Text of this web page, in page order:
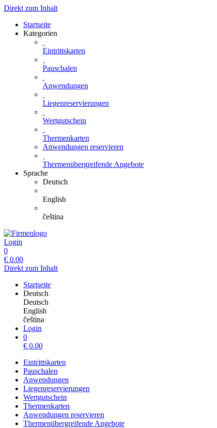
Direkt zum Inhalt
Startseite
Kategorien
Eintrittskarten
Pauschalen
Anwendungen
Liegenreservierungen
Wertgutschein
Thermenkarten
Anwendungen reservieren
Thermenübergreifende Angebote
Sprache
Deutsch
English
čeština
Login
0
€ 0.00
Direkt zum Inhalt
Startseite
Deutsch
Deutsch
English
čeština
Login
0
€ 0.00
Eintrittskarten
Pauschalen
Anwendungen
Liegenreservierungen
Wertgutschein
Thermenkarten
Anwendungen reservieren
Thermenübergreifende Angebote